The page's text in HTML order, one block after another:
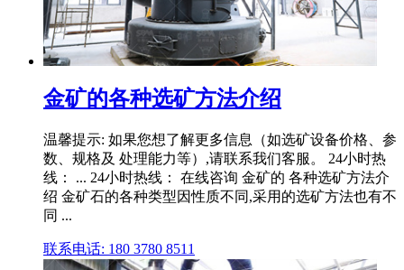
金矿的各种选矿方法介绍
温馨提示: 如果您想了解更多信息（如选矿设备价格、参
数、规格及 处理能力等）,请联系我们客服。 24小时热
线： ... 24小时热线： 在线咨询 金矿的 各种选矿方法介
绍 金矿石的各种类型因性质不同,采用的选矿方法也有不
同 ...
联系电话: 180 3780 8511